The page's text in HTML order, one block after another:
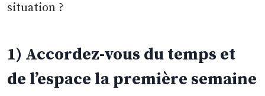
situation ?
1) Accordez-vous du temps et
de l’espace la première semaine